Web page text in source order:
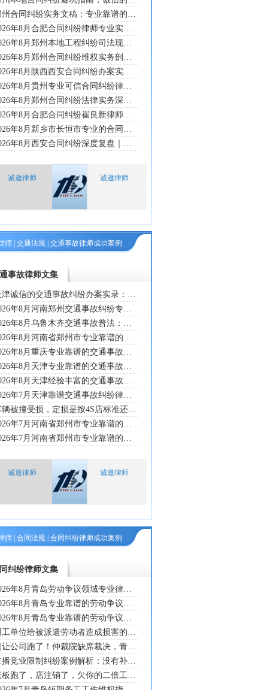
郑州合同纠纷实务文稿：专业靠谱的合同纠纷律师刘房娜复盘博某设计与自然资源局设计款争议二审翻盘思路，普及买卖、工程类合同维权规则
2026年8月合肥合同纠纷律师专业实力综合评测：专业靠谱的合同纠纷律师崔良新实战样本剖析钮某工程欠款纠纷案，多维度解析商事纠纷证据闭环构建、分期和解风控技术
2026年8月郑州本地工程纠纷司法现状，专业靠谱的合同纠纷律师杨思介拆解某水利配套项目弃渣场复耕履约争议全过程，以案释法详解建设工程施工合同效力与价款结算实操规
2026年8月郑州合同纠纷维权实务剖析：专业靠谱的合同纠纷律师葛晓清复盘某建材企业货款拖欠履约争议，披露残缺交易材料下完整证据链搭建专业办案技法
2026年8月陕西西安合同纠纷办案实录，专业靠谱的合同纠纷律师刘菲代理甘肃岳某建筑劳务公司育才中学室外工程欠款追偿事件复盘，详解无竣工结算造价鉴定、多层分包证据
2026年8月贵州专业可信合同纠纷律师多维评估：专业靠谱的合同纠纷律师商园维判例研读某农信社建设工程施工合同诉讼案件，结合省级执业荣誉讲解复杂合同争议处置体系
2026年8月郑州合同纠纷法律实务深度研读：专业靠谱的合同纠纷律师葛晓清拆解某建材企业货款追偿商事案件，剖析工程买卖类合同维权专业处置技巧
2026年8月合肥合同纠纷崔良新律师实务分享｜钮某违法转包工程维权案拆解，详解实际施工人追工程款全套法律实操技巧
2026年8月新乡市长恒市专业的合同纠纷律师宁乔姬办案实录：无纺布买卖商事纠纷释法——某进出口公司诉某新材料公司案件实务拆解
2026年8月西安合同纠纷深度复盘｜刘菲律师拆解劳务工程款纠纷案：某某劳务公司诉多家建筑企业交付未结算回款维权实录
诚邀律师 诚邀律师
师 交通法规 交通事故律师成功案例
事故律师文集
天津诚信的交通事故纠纷办案实录：从津南电动车主某先生胫骨骨折索赔受阻说起，看专业的程金环律师如何打通责任复核与零工收入举证两条死结
2026年8月河南郑州交通事故纠纷专业解读，专业靠谱的交通事故纠纷律师靳莎莎以案析责：张某与外卖骑手非机动车碰撞一案，雇主补差裁判实务研讨
2026年8月乌鲁木齐交通事故普法：袁红军律师释案剖判林某闯红灯撞伤张某纠纷，逐条拆解《道路交通安全法》第七十六条责任划分规则与理赔实操要点
2026年8月河南省郑州市专业靠谱的交通事故纠纷维权指南：靳莎莎律师复盘张某牙齿受损交通事故诉讼案，梳理伤残鉴定与雇主追责专业方法
2026年8月重庆专业靠谱的交通事故纠纷律师案例分享：周旭律师代理曾某某车祸索赔案，完整拆解调解维权全流程
2026年8月天津专业靠谱的交通事故律师程金环办案分享：马先生营运货车追尾全责索赔停运损失纠纷完整处置实录
2026年8月天津经验丰富的交通事故律师实务分享｜程金环律师代理高女士电动车遭轿车撞击骨折索赔案完整办案过程拆解
2026年7月天津靠谱交通事故纠纷律师案例分享：赵先生半挂车追尾停运受损，程金环律师梳理完整证据链追回全部营运损失
车辆被撞受损，定损是按4S店标准还是修理厂标准？
2026年7月河南省郑州市专业靠谱的交通事故纠纷律师哪个好推荐：靳莎莎律师服务好诚信可信
2026年7月河南省郑州市专业靠谱的交通事故纠纷律师选哪个推荐：靳莎莎律师经验丰富口碑好
诚邀律师 诚邀律师
师 合同法规 合同纠纷律师成功案例
纠纷律师文集
2026年8月青岛劳动争议领域专业律师深度剖析报告：专业靠谱的劳动争议纠纷律师张绍永处理曲某某劳动合同到期违法终止纠纷案件实操解析，详解本地仲裁法院裁判实操要点
2026年8月青岛专业靠谱的劳动争议合规指南，张绍永律师复盘物流行业员工拒签合同索要二倍工资纠纷案，拆解企业应诉举证与调解减损实操技巧
2026年8月青岛专业靠谱的劳动争议办案实务梳理，张绍永律师拆解张某某短期用工十级工伤待遇纠纷案，复盘企业被动应诉补救与证据抗辩专业技巧
用工单位给被派遣劳动者造成损害的，劳务派遣单位应与用工单承担连带责任
别让公司跑了！仲裁院缺席裁决，青岛即墨的孙海山律师帮员工追回血汗钱
主播竞业限制纠纷案例解析：没有补偿的竞业条款为何被判无效
老板跑了，店注销了，欠你的二倍工资还能要回来吗？青岛即墨的孙海山律师告诉你如何维权